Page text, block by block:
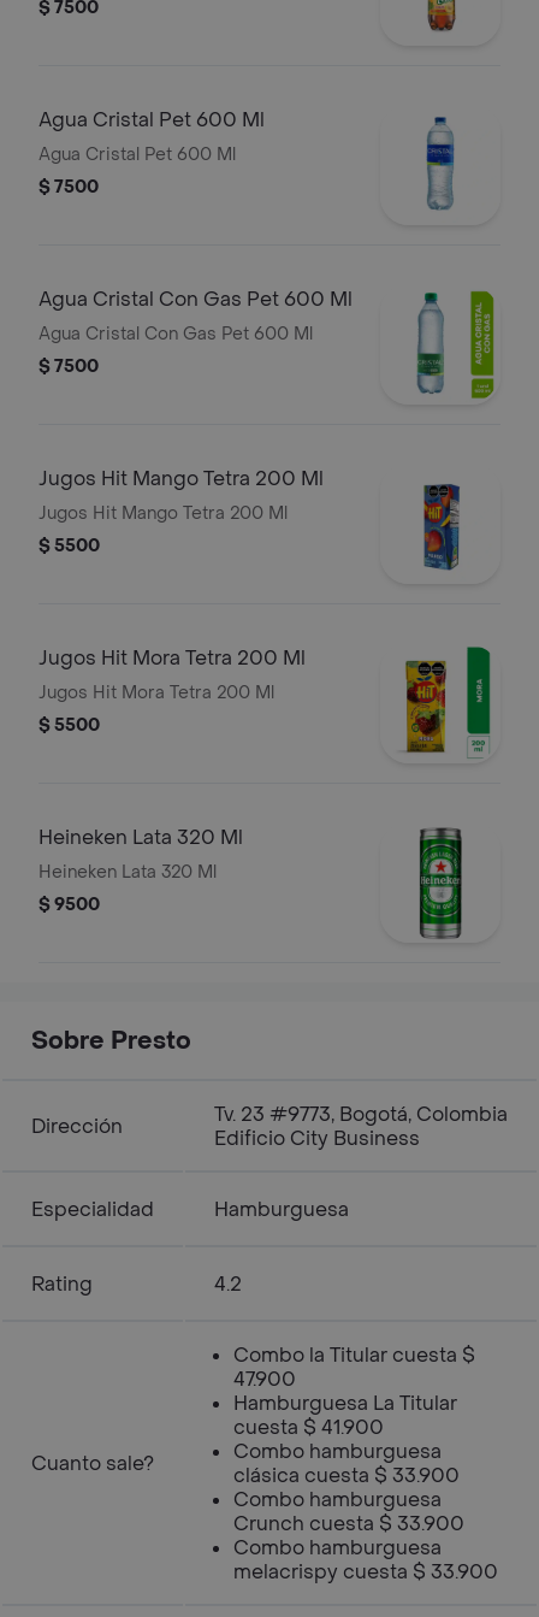
$ 7500
Agua Cristal Pet 600 Ml
Agua Cristal Pet 600 Ml
$ 7500
Agua Cristal Con Gas Pet 600 Ml
Agua Cristal Con Gas Pet 600 Ml
$ 7500
Jugos Hit Mango Tetra 200 Ml
Jugos Hit Mango Tetra 200 Ml
$ 5500
Jugos Hit Mora Tetra 200 Ml
Jugos Hit Mora Tetra 200 Ml
$ 5500
Heineken Lata 320 Ml
Heineken Lata 320 Ml
$ 9500
Sobre Presto
Dirección
Tv. 23 #9773, Bogotá, Colombia
Edificio City Business
Especialidad Hamburguesa
Rating 4.2
Cuanto sale?
Combo la Titular cuesta $
47.900
Hamburguesa La Titular
cuesta $ 41.900
Combo hamburguesa
clásica cuesta $ 33.900
Combo hamburguesa
Crunch cuesta $ 33.900
Combo hamburguesa
melacrispy cuesta $ 33.900